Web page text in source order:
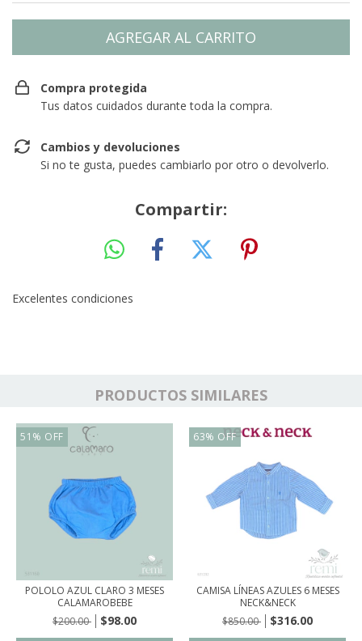
Compra protegida
Tus datos cuidados durante toda la compra.
Cambios y devoluciones
Si no te gusta, puedes cambiarlo por otro o devolverlo.
Compartir:
Excelentes condiciones
PRODUCTOS SIMILARES
51 % OFF
POLOLO AZUL CLARO 3 MESES
CALAMAROBEBE
$200.00
$98.00
63% OFF
CAMISA LÍNEAS AZULES 6 MESES
NECK&NECK
$850.00
$316.00